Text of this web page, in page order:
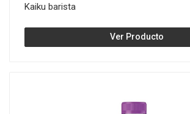
Kaiku barista
Ver Producto